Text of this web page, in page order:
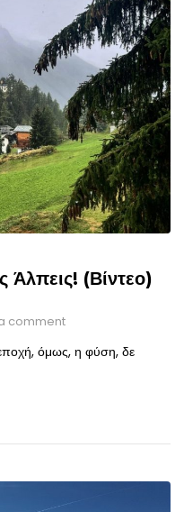
Άλπεις! (Βίντεο)
comment
όμως, η φύση, δε